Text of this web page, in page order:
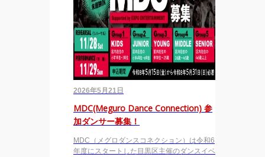
2026年5月21日
MDC(Meguro Dance Connection) 参
加ダンサー募集！
MDC（メグロダンスコネクション）は令和6
年度にスタートした目黒区主催のダンスイベ